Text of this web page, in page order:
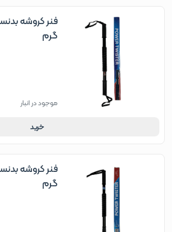
گرم
موجود در انبار
خرید
گرم